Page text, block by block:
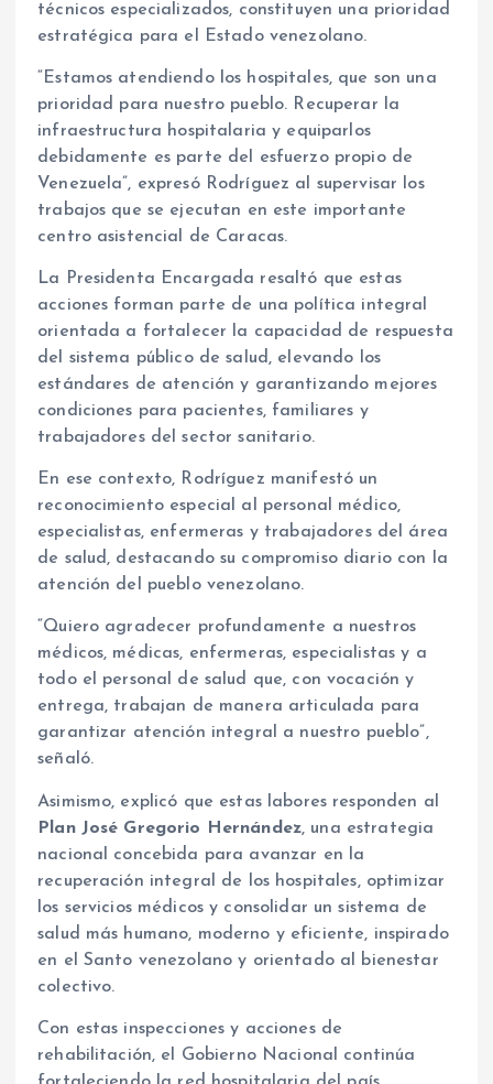
técnicos especializados, constituyen una prioridad
estratégica para el Estado venezolano.
“Estamos atendiendo los hospitales, que son una
prioridad para nuestro pueblo. Recuperar la
infraestructura hospitalaria y equiparlos
debidamente es parte del esfuerzo propio de
Venezuela”, expresó Rodríguez al supervisar los
trabajos que se ejecutan en este importante
centro asistencial de Caracas.
La Presidenta Encargada resaltó que estas
acciones forman parte de una política integral
orientada a fortalecer la capacidad de respuesta
del sistema público de salud, elevando los
estándares de atención y garantizando mejores
condiciones para pacientes, familiares y
trabajadores del sector sanitario.
En ese contexto, Rodríguez manifestó un
reconocimiento especial al personal médico,
especialistas, enfermeras y trabajadores del área
de salud, destacando su compromiso diario con la
atención del pueblo venezolano.
“Quiero agradecer profundamente a nuestros
médicos, médicas, enfermeras, especialistas y a
todo el personal de salud que, con vocación y
entrega, trabajan de manera articulada para
garantizar atención integral a nuestro pueblo”,
señaló.
Asimismo, explicó que estas labores responden al
Plan José Gregorio Hernández, una estrategia
nacional concebida para avanzar en la
recuperación integral de los hospitales, optimizar
los servicios médicos y consolidar un sistema de
salud más humano, moderno y eficiente, inspirado
en el Santo venezolano y orientado al bienestar
colectivo.
Con estas inspecciones y acciones de
rehabilitación, el Gobierno Nacional continúa